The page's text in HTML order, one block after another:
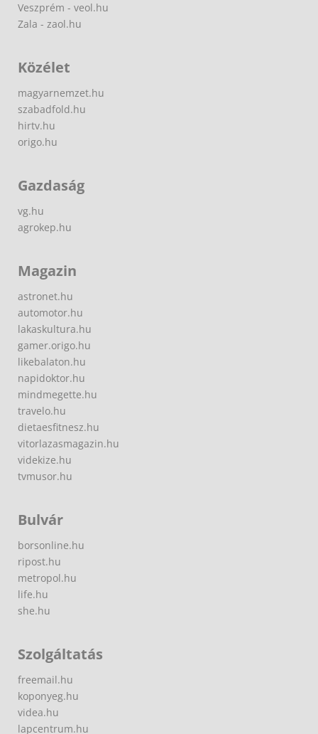
Veszprém - veol.hu
Zala - zaol.hu
Közélet
magyarnemzet.hu
szabadfold.hu
hirtv.hu
origo.hu
Gazdaság
vg.hu
agrokep.hu
Magazin
astronet.hu
automotor.hu
lakaskultura.hu
gamer.origo.hu
likebalaton.hu
napidoktor.hu
mindmegette.hu
travelo.hu
dietaesfitnesz.hu
vitorlazasmagazin.hu
videkize.hu
tvmusor.hu
Bulvár
borsonline.hu
ripost.hu
metropol.hu
life.hu
she.hu
Szolgáltatás
freemail.hu
koponyeg.hu
videa.hu
lapcentrum.hu